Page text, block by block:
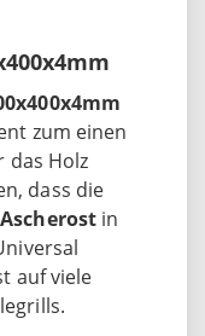
zum einen
das Holz
dass die
in
auf viele